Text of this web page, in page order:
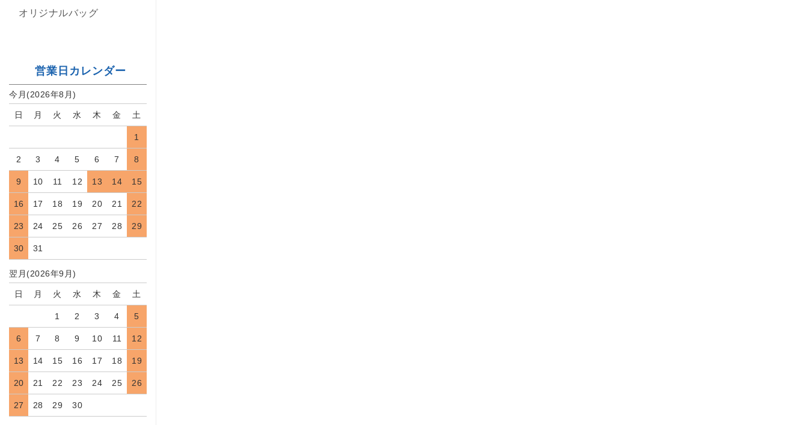
オリジナルバッグ
営業日カレンダー
今月(2026年8月)
日 月 火 水 木 金 土
1
2 3 4 5 6 7 8
9 10 11 12 13 14 15
16 17 18 19 20 21 22
23 24 25 26 27 28 29
30 31
翌月(2026年9月)
日 月 火 水 木 金 土
1 2 3 4 5
6 7 8 9 10 11 12
13 14 15 16 17 18 19
20 21 22 23 24 25 26
27 28 29 30